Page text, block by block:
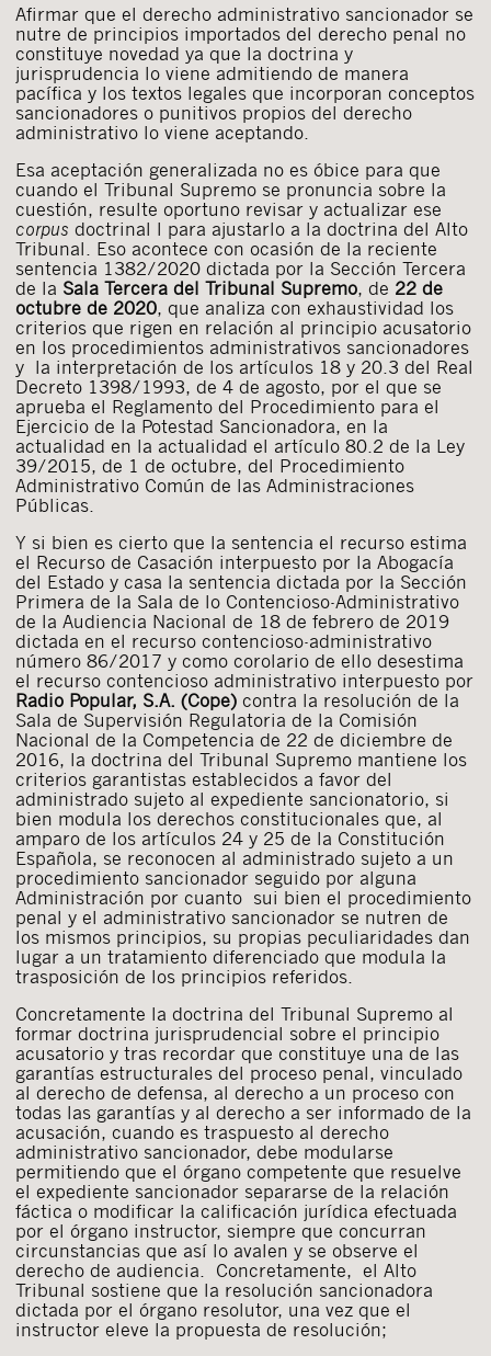
Afirmar que el derecho administrativo sancionador se
nutre de principios importados del derecho penal no
constituye novedad ya que la doctrina y
jurisprudencia lo viene admitiendo de manera
pacífica y los textos legales que incorporan conceptos
sancionadores o punitivos propios del derecho
administrativo lo viene aceptando.
Esa aceptación generalizada no es óbice para que
cuando el Tribunal Supremo se pronuncia sobre la
cuestión, resulte oportuno revisar y actualizar ese
corpus doctrinal l para ajustarlo a la doctrina del Alto
Tribunal. Eso acontece con ocasión de la reciente
sentencia 1382/2020 dictada por la Sección Tercera
de la Sala Tercera del Tribunal Supremo, de 22 de
octubre de 2020, que analiza con exhaustividad los
criterios que rigen en relación al principio acusatorio
en los procedimientos administrativos sancionadores
y la interpretación de los artículos 18 y 20.3 del Real
Decreto 1398/1993, de 4 de agosto, por el que se
aprueba el Reglamento del Procedimiento para el
Ejercicio de la Potestad Sancionadora, en la
actualidad en la actualidad el artículo 80.2 de la Ley
39/2015, de 1 de octubre, del Procedimiento
Administrativo Común de las Administraciones
Públicas.
Y si bien es cierto que la sentencia el recurso estima
el Recurso de Casación interpuesto por la Abogacía
del Estado y casa la sentencia dictada por la Sección
Primera de la Sala de lo Contencioso-Administrativo
de la Audiencia Nacional de 18 de febrero de 2019
dictada en el recurso contencioso-administrativo
número 86/2017 y como corolario de ello desestima
el recurso contencioso administrativo interpuesto por
Radio Popular, S.A. (Cope) contra la resolución de la
Sala de Supervisión Regulatoria de la Comisión
Nacional de la Competencia de 22 de diciembre de
2016, la doctrina del Tribunal Supremo mantiene los
criterios garantistas establecidos a favor del
administrado sujeto al expediente sancionatorio, si
bien modula los derechos constitucionales que, al
amparo de los artículos 24 y 25 de la Constitución
Española, se reconocen al administrado sujeto a un
procedimiento sancionador seguido por alguna
Administración por cuanto sui bien el procedimiento
penal y el administrativo sancionador se nutren de
los mismos principios, su propias peculiaridades dan
lugar a un tratamiento diferenciado que modula la
trasposición de los principios referidos.
Concretamente la doctrina del Tribunal Supremo al
formar doctrina jurisprudencial sobre el principio
acusatorio y tras recordar que constituye una de las
garantías estructurales del proceso penal, vinculado
al derecho de defensa, al derecho a un proceso con
todas las garantías y al derecho a ser informado de la
acusación, cuando es traspuesto al derecho
administrativo sancionador, debe modularse
permitiendo que el órgano competente que resuelve
el expediente sancionador separarse de la relación
fáctica o modificar la calificación jurídica efectuada
por el órgano instructor, siempre que concurran
circunstancias que así lo avalen y se observe el
derecho de audiencia. Concretamente, el Alto
Tribunal sostiene que la resolución sancionadora
dictada por el órgano resolutor, una vez que el
instructor eleve la propuesta de resolución;